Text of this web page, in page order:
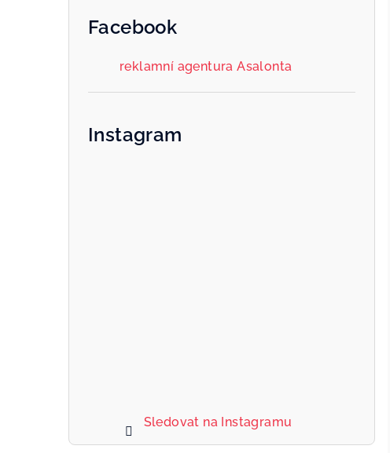
Facebook
reklamní agentura Asalonta
Instagram
Sledovat na Instagramu